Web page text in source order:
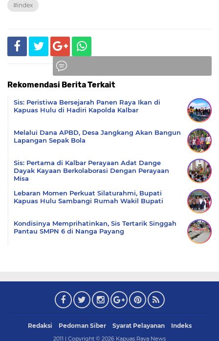
#index
Rekomendasi Berita Terkait
Sis: Peristiwa Bersejarah Panen Raya Ikan di
Kapuas Hulu di Hadiri Kapolda Kalbar
Melalui Dana APBD, Desa Jangkang Akan Bangun
Lapangan Sepak Bola
Sis: Pertama di Kalbar Perayaan Adat Dange
Dayak Kayaan Berkolaborasi Dengan Perayaan
Misa
Lebaran Momen Perkuat Silaturahmi, Bupati
Kapuas Hulu Sambangi Rumah Wakil Bupati
Kondisinya Memprihatinkan, Sis Tertarik Singgah
Pantau SMPN 6 di Nanga Payang
Redaksi Pedoman Siber Syarat Pelayanan Indeks
2011 | Copyright © 2026 Kapuas Raya News